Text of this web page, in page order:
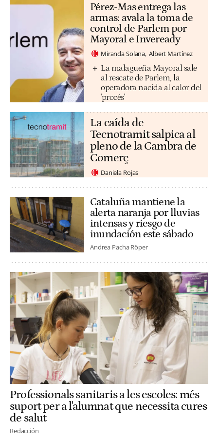
Pérez-Mas entrega las
armas: avala la toma de
control de Parlem por
Mayoral e Inveready
Miranda Solana Albert Martínez
La malagueña Mayoral sale
al rescate de Parlem, la
operadora nacida al calor del
'procés'
La caída de
Tecnotramit salpica al
pleno de la Cambra de
Comerç
Daniela Rojas
Cataluña mantiene la
alerta naranja por lluvias
intensas y riesgo de
inundación este sábado
Andrea Pacha Röper
Professionals sanitaris a les escoles: més
suport per a l'alumnat que necessita cures
de salut
Redacción